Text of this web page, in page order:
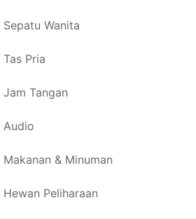
Sepatu Wanita
Tas Pria
Jam Tangan
Audio
Makanan & Minuman
Hewan Peliharaan